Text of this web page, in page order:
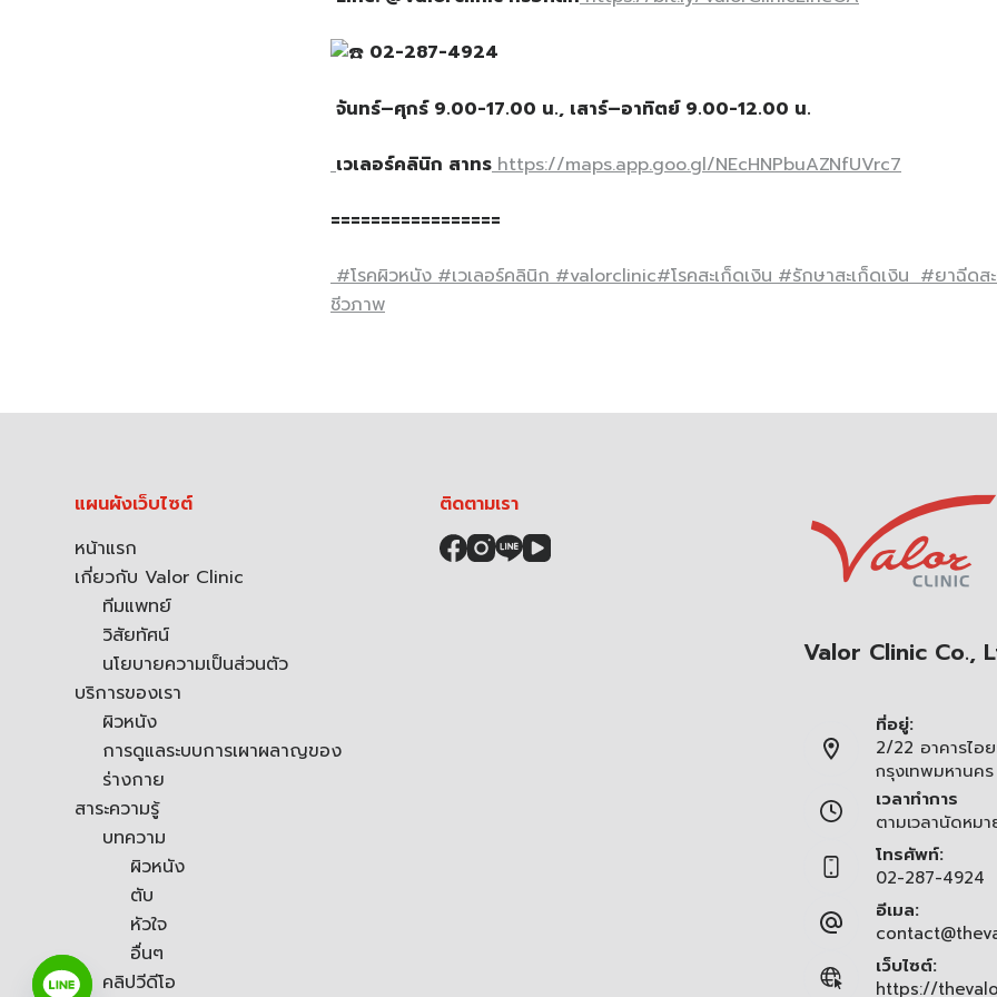
02-287-4924
จันทร์–ศุกร์ 9.00-17.00 น., เสาร์–อาทิตย์ 9.00-12.00 น.
เวเลอร์คลินิก สาทร https://maps.app.goo.gl/NEcHNPbuAZNfUVrc7
=================
#โรคผิวหนัง #เวเลอร์คลินิก #valorclinic#โรคสะเก็ดเงิน #รักษาสะเก็ดเงิน #ยาฉีดส
ชีวภาพ
แผนผังเว็บไซต์
หน้าแรก
เกี่ยวกับ Valor Clinic
ทีมแพทย์
วิสัยทัศน์
นโยบายความเป็นส่วนตัว
บริการของเรา
ผิวหนัง
การดูแลระบบการเผาผลาญของ
ร่างกาย
สาระความรู้
บทความ
ผิวหนัง
ตับ
หัวใจ
อื่นๆ
คลิปวีดีโอ
ติดตามเรา
Valor Clinic Co.,
ที่อยู่:
2/22 อาคารไอ
กรุงเทพมหานค
เวลาทำการ
ตามเวลานัดหมา
โทรศัพท์:
02-287-4924
อีเมล:
เว็บไซต์:
https://